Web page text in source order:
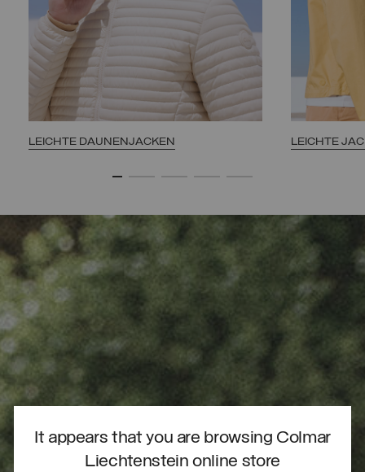
It appears that you are browsing Colmar
Liechtenstein online store
LEICHTE DAUNENJACKEN LEICHTE